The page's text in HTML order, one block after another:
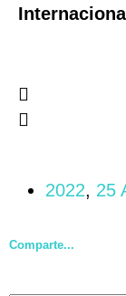
2022, 25
Comparte...